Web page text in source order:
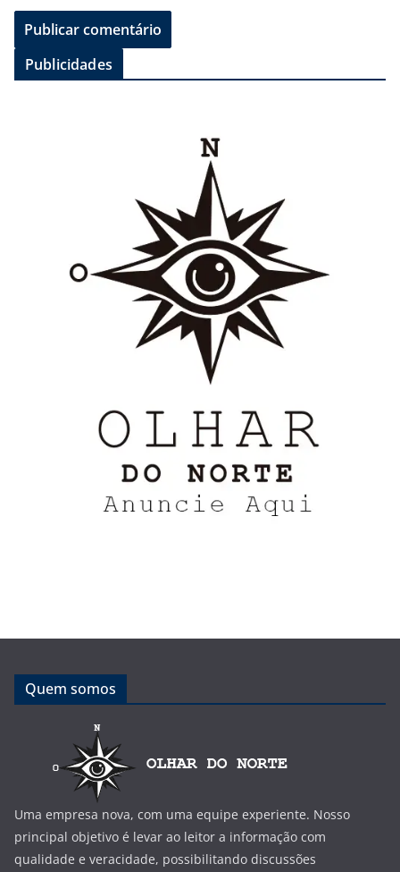
Publicidades
Quem somos
Uma empresa nova, com uma equipe experiente. Nosso
principal objetivo é levar ao leitor a informação com
qualidade e veracidade, possibilitando discussões